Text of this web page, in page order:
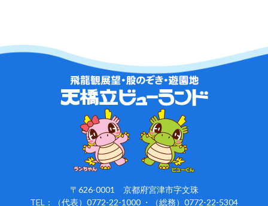
〒626-0001 京都府宮津市字文珠
TEL：（代表）0772-22-1000 ・（総務）0772-22-5304